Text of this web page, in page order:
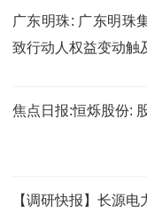
广东明珠: 广东明珠
致行动人权益变动触
焦点日报:恒烁股份:
【调研快报】长源